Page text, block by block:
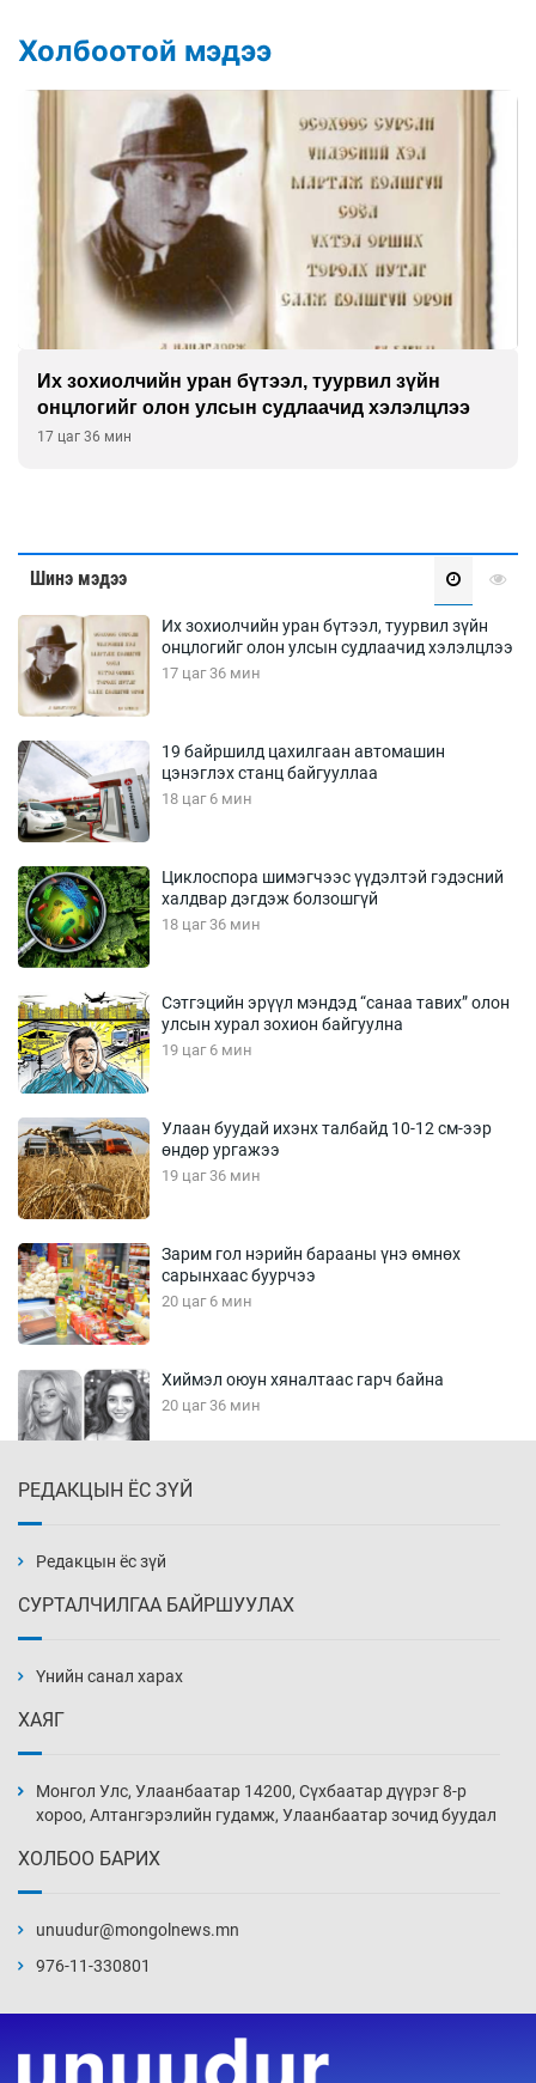
Холбоотой мэдээ
Их зохиолчийн уран бүтээл, туурвил зүйн
онцлогийг олон улсын судлаачид хэлэлцлээ
17 цаг 36 мин
Шинэ мэдээ
Их зохиолчийн уран бүтээл, туурвил зүйн
онцлогийг олон улсын судлаачид хэлэлцлээ
17 цаг 36 мин
19 байршилд цахилгаан автомашин
цэнэглэх станц байгууллаа
18 цаг 6 мин
Циклоспора шимэгчээс үүдэлтэй гэдэсний
халдвар дэгдэж болзошгүй
18 цаг 36 мин
Сэтгэцийн эрүүл мэндэд “санаа тавих” олон
улсын хурал зохион байгуулна
19 цаг 6 мин
Улаан буудай ихэнх талбайд 10-12 см-ээр
өндөр ургажээ
19 цаг 36 мин
Зарим гол нэрийн барааны үнэ өмнөх
сарынхаас буурчээ
20 цаг 6 мин
Хиймэл оюун хяналтаас гарч байна
20 цаг 36 мин
21 цаг 6 мин
нэмэгджээ
21 цаг 36 мин
22 цаг 6 мин
22 цаг 36 мин
РЕДАКЦЫН ЁС ЗҮЙ
Редакцын ёс зүй
СУРТАЛЧИЛГАА БАЙРШУУЛАХ
Үнийн санал харах
ХАЯГ
Монгол Улс, Улаанбаатар 14200, Сүхбаатар дүүрэг 8-р
хороо, Алтангэрэлийн гудамж, Улаанбаатар зочид буудал
ХОЛБОО БАРИХ
unuudur@mongolnews.mn
976-11-330801